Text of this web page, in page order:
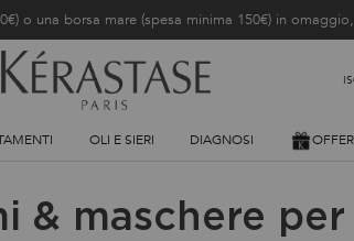
o una borsa mare (spesa minima 150€) in
OLI E SIERI DIAGNOSI
& maschere per